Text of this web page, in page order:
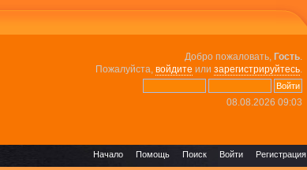
Добро пожаловать, Гость.
Пожалуйста, войдите или зарегистрируйтесь.
08.08.2026 09:03
Регистрация
Войти
Поиск
Помощь
Начало